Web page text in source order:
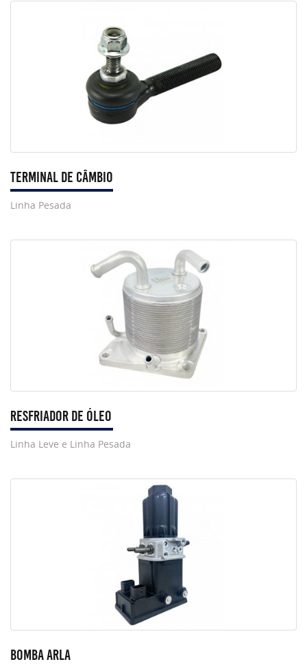
Terminal de Câmbio
Linha Pesada
Resfriador de Óleo
Linha Leve e Linha Pesada
Bomba Arla